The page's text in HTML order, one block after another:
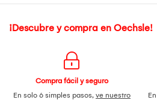
¡Descubre y compra en Oechsle!
Compra fácil y seguro
En solo 6 simples pasos, ve nuestro